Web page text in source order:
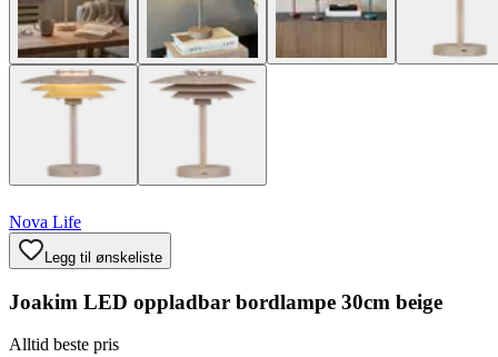
Nova Life
Legg til ønskeliste
Joakim LED oppladbar bordlampe 30cm beige
Alltid beste pris